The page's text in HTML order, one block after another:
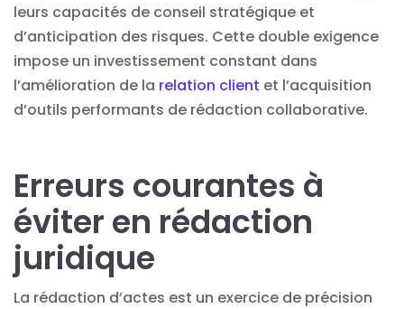
leurs capacités de conseil stratégique et
d’anticipation des risques. Cette double exigence
impose un investissement constant dans
l’amélioration de la relation client et l’acquisition
d’outils performants de rédaction collaborative.
Erreurs courantes à
éviter en rédaction
juridique
La rédaction d’actes est un exercice de précision